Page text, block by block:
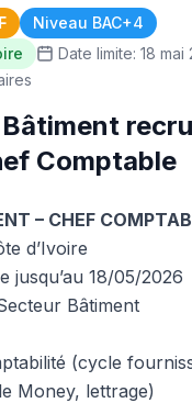
Niveau BAC+4
Date limite: 18 mai
Comptable
– CHEF
d’Ivoire
jusqu’au 18/05/2026
Bâtiment
(cycle
Money, lettrage)